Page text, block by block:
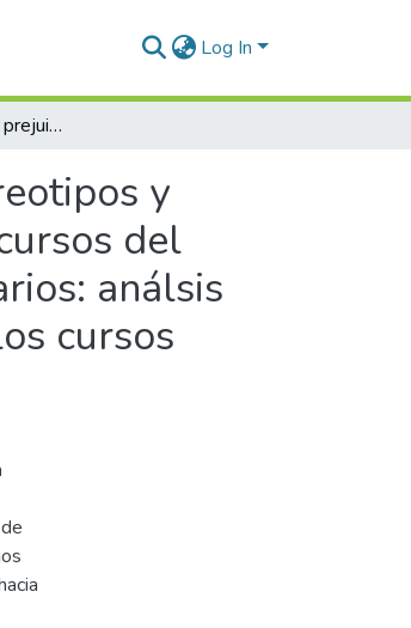
Log In
Evaluación acerca de prejuicios, estereotipos y teorías implícitas sobre la vejez en los concurrentes a los cursos del Programa Nacional de Formación de Cuidadores Domiciliarios: análsis antes - después en el caso de la población concurrente a los cursos implementados en la Facultad de Psicología (UBA)
y
del
análsis
cursos